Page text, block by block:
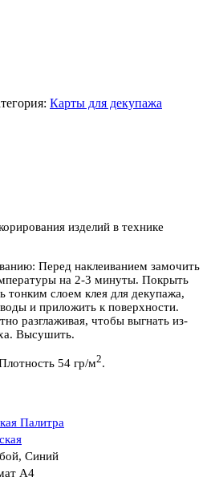
Карты для декупажа
изделий в технике
Перед наклеиванием замочить
на 2-3 минуты. Покрыть
тонким слоем клея для декупажа,
и приложить к поверхности.
разглаживая, чтобы выгнать из-
Высушить.
54 гр/м2.
Палитра
, Синий
А4